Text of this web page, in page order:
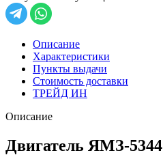
Описание
Характеристики
Пункты выдачи
Стоимость доставки
ТРЕЙД ИН
Описание
Двигатель ЯМЗ-5344